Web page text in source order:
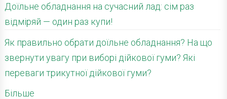
Доїльне обладнання на сучасний лад: сім раз
відміряй — один раз купи!
Як правильно обрати доїльне обладнання? На що
звернути увагу при виборі дійкової гуми? Які
переваги трикутної дійкової гуми?
Більше